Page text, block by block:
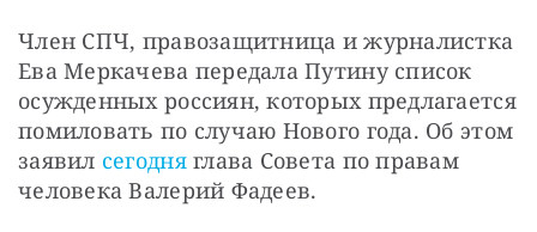
Член СПЧ, правозащитница и журналистка
Ева Меркачева передала Путину список
осужденных россиян, которых предлагается
помиловать по случаю Нового года. Об этом
заявил сегодня глава Совета по правам
человека Валерий Фадеев.